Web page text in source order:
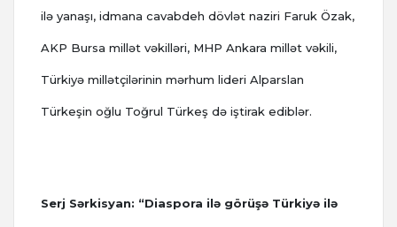
ilə yanaşı, idmana cavabdeh dövlət naziri Faruk Özak,
AKP Bursa millət vəkilləri, MHP Ankara millət vəkili,
Türkiyə millətçilərinin mərhum lideri Alparslan
Türkeşin oğlu Toğrul Türkeş də iştirak ediblər.
Serj Sərkisyan: “Diaspora ilə görüşə Türkiyə ilə